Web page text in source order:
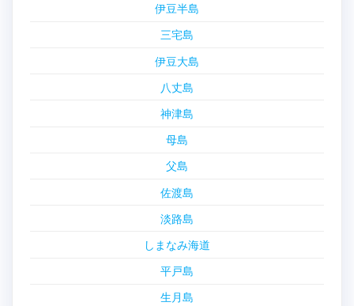
伊豆半島
三宅島
伊豆大島
八丈島
神津島
母島
父島
佐渡島
淡路島
しまなみ海道
平戸島
生月島